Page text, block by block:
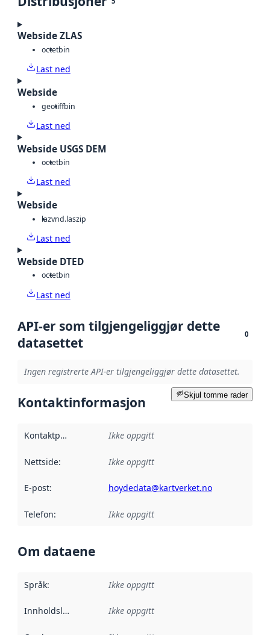
Webside ZLAS
octetbin
Last ned
Webside
geotiffbin
Last ned
Webside USGS DEM
octetbin
Last ned
Webside
lazvnd.laszip
Last ned
Webside DTED
octetbin
Last ned
API-er som tilgjengeliggjør dette
datasettet
0
Ingen registrerte API-er tilgjengeliggjør dette datasettet.
Skjul tomme rader
Kontaktinformasjon
Kontaktpunkt Ikke oppgitt
Nettside: Ikke oppgitt
E-post: hoydedata@kartverket.no
Telefon: Ikke oppgitt
Om dataene
Språk: Ikke oppgitt
Innholdsleverandører :
Ikke oppgitt